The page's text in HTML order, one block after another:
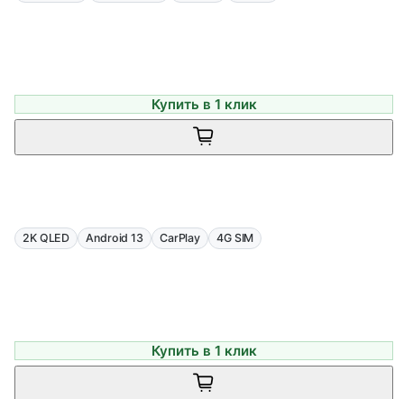
Купить в 1 клик
2K QLED Android 13 CarPlay 4G SIM
Купить в 1 клик